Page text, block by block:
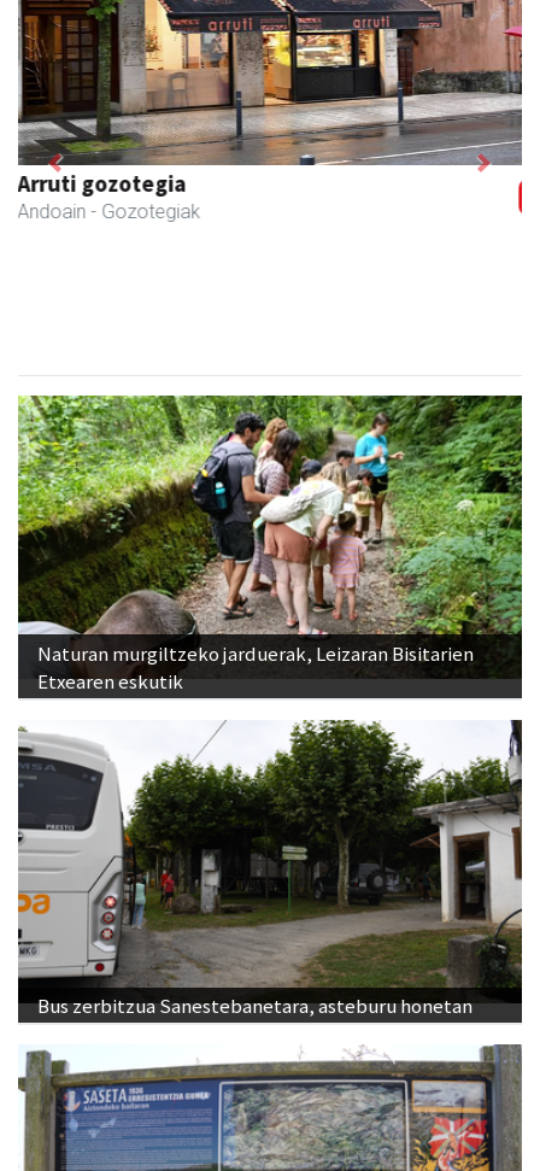
Previous Next
Naturan murgiltzeko jarduerak, Leizaran Bisitarien
Etxearen eskutik
Bus zerbitzua Sanestebanetara, asteburu honetan